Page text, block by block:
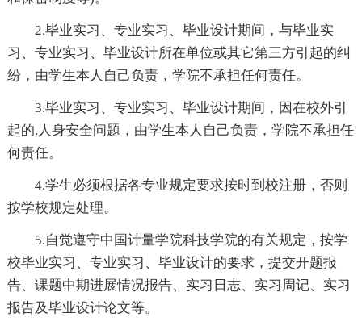
2.毕业实习、专业实习、毕业设计期间，与毕业实
习、专业实习、毕业设计所在单位或其它第三方引起的纠
纷，由学生本人自己负责，学院不承担任何责任。
3.毕业实习、专业实习、毕业设计期间，因在校外引
起的.人身安全问题，由学生本人自己负责，学院不承担任
何责任。
4.学生必须根据各专业规定要求按时到校注册，否则
按学校规定处理。
5.自觉遵守中国计量学院科技学院的有关规定，按学
校毕业实习、专业实习、毕业设计的要求，提交开题报
告、课题中期进展情况报告、实习日志、实习周记、实习
报告及毕业设计论文等。